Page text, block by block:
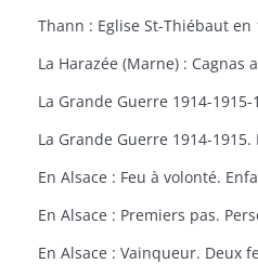
Thann : Eglise St-Thiébaut en
La Harazée (Marne) : Cagnas